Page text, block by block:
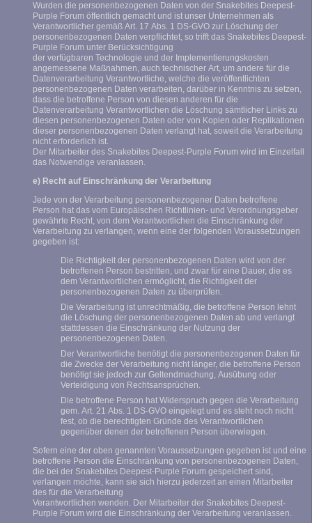
Wurden die personenbezogenen Daten von der Snakebites Deepest-
Purple Forum öffentlich gemacht und ist unser Unternehmen als
Verantwortlicher gemäß Art. 17 Abs. 1 DS-GVO zur Löschung der
personenbezogenen Daten verpflichtet, so trifft das Snakebites Deepest-
Purple Forum unter Berücksichtigung
der verfügbaren Technologie und der Implementierungskosten
angemessene Maßnahmen, auch technischer Art, um andere für die
Datenverarbeitung Verantwortliche, welche die veröffentlichten
personenbezogenen Daten verarbeiten, darüber in Kenntnis zu setzen,
dass die betroffene Person von diesen anderen für die
Datenverarbeitung Verantwortlichen die Löschung sämtlicher Links zu
diesen personenbezogenen Daten oder von Kopien oder Replikationen
dieser personenbezogenen Daten verlangt hat, soweit die Verarbeitung
nicht erforderlich ist.
Der Mitarbeiter des Snakebites Deepest-Purple Forum wird im Einzelfall
das Notwendige veranlassen.
e) Recht auf Einschränkung der Verarbeitung
Jede von der Verarbeitung personenbezogener Daten betroffene
Person hat das vom Europäischen Richtlinien- und Verordnungsgeber
gewährte Recht, von dem Verantwortlichen die Einschränkung der
Verarbeitung zu verlangen, wenn eine der folgenden Voraussetzungen
gegeben ist:
Die Richtigkeit der personenbezogenen Daten wird von der
betroffenen Person bestritten, und zwar für eine Dauer, die es
dem Verantwortlichen ermöglicht, die Richtigkeit der
personenbezogenen Daten zu überprüfen.
Die Verarbeitung ist unrechtmäßig, die betroffene Person lehnt
die Löschung der personenbezogenen Daten ab und verlangt
stattdessen die Einschränkung der Nutzung der
personenbezogenen Daten.
Der Verantwortliche benötigt die personenbezogenen Daten für
die Zwecke der Verarbeitung nicht länger, die betroffene Person
benötigt sie jedoch zur Geltendmachung, Ausübung oder
Verteidigung von Rechtsansprüchen.
Die betroffene Person hat Widerspruch gegen die Verarbeitung
gem. Art. 21 Abs. 1 DS-GVO eingelegt und es steht noch nicht
fest, ob die berechtigten Gründe des Verantwortlichen
gegenüber denen der betroffenen Person überwiegen.
Sofern eine der oben genannten Voraussetzungen gegeben ist und eine
betroffene Person die Einschränkung von personenbezogenen Daten,
die bei der Snakebites Deepest-Purple Forum gespeichert sind,
verlangen möchte, kann sie sich hierzu jederzeit an einen Mitarbeiter
des für die Verarbeitung
Verantwortlichen wenden. Der Mitarbeiter der Snakebites Deepest-
Purple Forum wird die Einschränkung der Verarbeitung veranlassen.